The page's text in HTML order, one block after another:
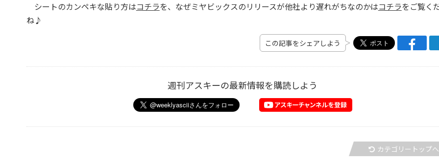
シートのカンペキな貼り方はコチラを、なぜミヤビックスのリリースが他社より遅れがちなのかはコチラをご覧く
ね♪
この記事をシェアしよう
週刊アスキーの最新情報を購読しよう
カテゴリートップへ